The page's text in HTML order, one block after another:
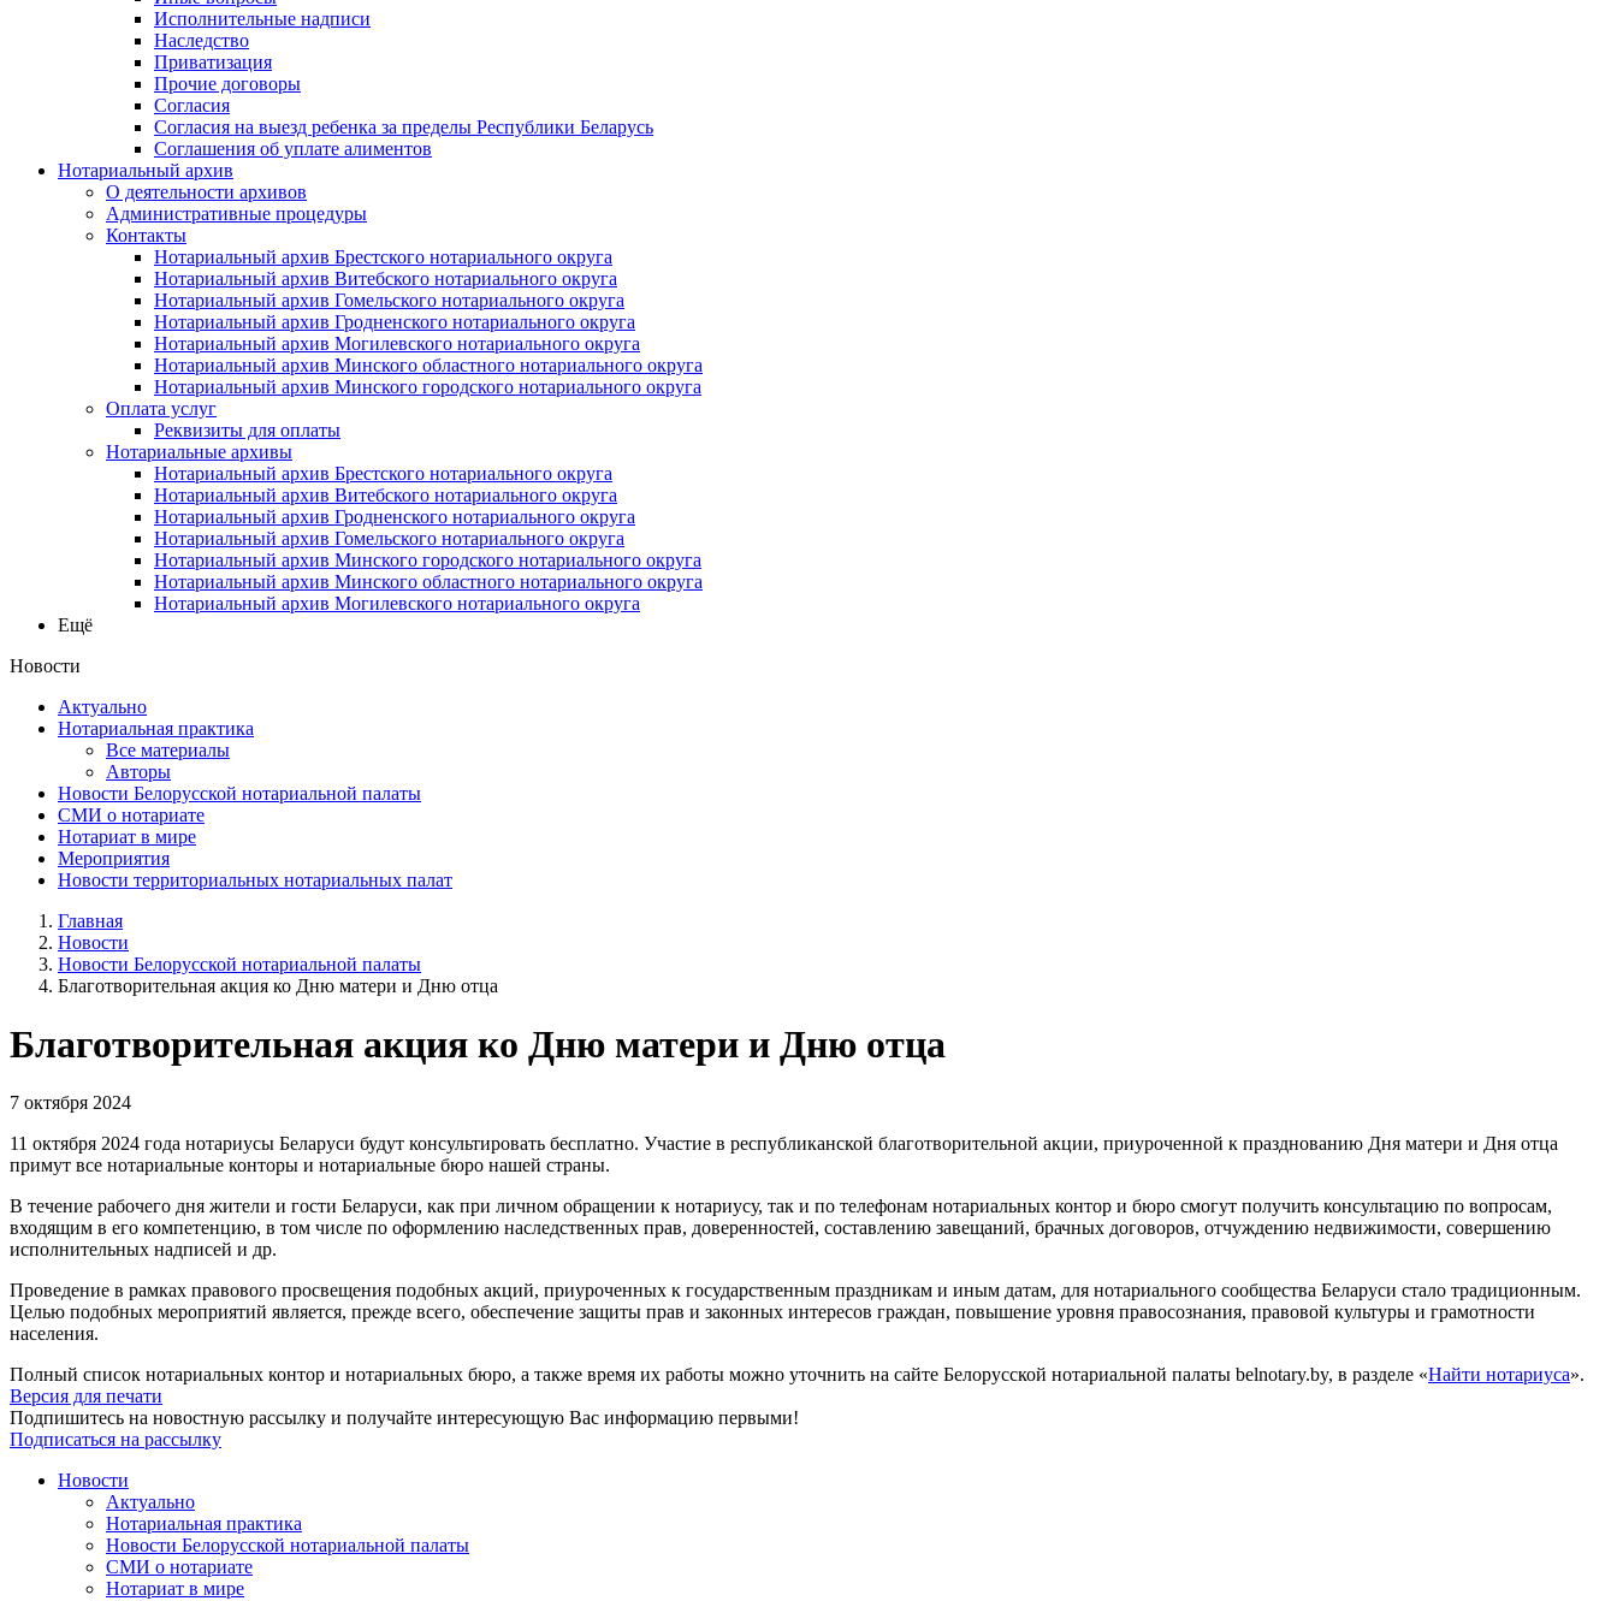
Исполнительные надписи
Наследство
Приватизация
Прочие договоры
Согласия
Согласия на выезд ребенка за пределы Республики Беларусь
Соглашения об уплате алиментов
Нотариальный архив
О деятельности архивов
Административные процедуры
Контакты
Нотариальный архив Брестского нотариального округа
Нотариальный архив Витебского нотариального округа
Нотариальный архив Гомельского нотариального округа
Нотариальный архив Гродненского нотариального округа
Нотариальный архив Могилевского нотариального округа
Нотариальный архив Минского областного нотариального округа
Нотариальный архив Минского городского нотариального округа
Оплата услуг
Реквизиты для оплаты
Нотариальные архивы
Нотариальный архив Брестского нотариального округа
Нотариальный архив Витебского нотариального округа
Нотариальный архив Гродненского нотариального округа
Нотариальный архив Гомельского нотариального округа
Нотариальный архив Минского городского нотариального округа
Нотариальный архив Минского областного нотариального округа
Нотариальный архив Могилевского нотариального округа
Ещё
Новости
Актуально
Нотариальная практика
Все материалы
Авторы
Новости Белорусской нотариальной палаты
СМИ о нотариате
Нотариат в мире
Мероприятия
Новости территориальных нотариальных палат
Главная
Новости
Новости Белорусской нотариальной палаты
Благотворительная акция ко Дню матери и Дню отца
Благотворительная акция ко Дню матери и Дню отца
7 октября 2024
11 октября 2024 года нотариусы Беларуси будут консультировать бесплатно. Участие в республиканской благотворительной акции, приуроченной к празднованию Дня матери и Дня отца
примут все нотариальные конторы и нотариальные бюро нашей страны.
В течение рабочего дня жители и гости Беларуси, как при личном обращении к нотариусу, так и по телефонам нотариальных контор и бюро смогут получить консультацию по вопросам,
входящим в его компетенцию, в том числе по оформлению наследственных прав, доверенностей, составлению завещаний, брачных договоров, отчуждению недвижимости, совершению
исполнительных надписей и др.
Проведение в рамках правового просвещения подобных акций, приуроченных к государственным праздникам и иным датам, для нотариального сообщества Беларуси стало традиционным.
Целью подобных мероприятий является, прежде всего, обеспечение защиты прав и законных интересов граждан, повышение уровня правосознания, правовой культуры и грамотности
населения.
Полный список нотариальных контор и нотариальных бюро, а также время их работы можно уточнить на сайте Белорусской нотариальной палаты belnotary.by, в разделе «Найти нотариуса».
Версия для печати
Подпишитесь на новостную рассылку и получайте интересующую Вас информацию первыми!
Подписаться на рассылку
Новости
Актуально
Нотариальная практика
Новости Белорусской нотариальной палаты
СМИ о нотариате
Нотариат в мире